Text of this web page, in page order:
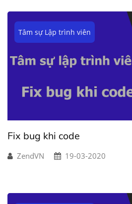
Tâm sự Lập trình viên
Fix bug khi code
ZendVN 19-03-2020